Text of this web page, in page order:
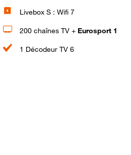
Livebox S : Wifi 7
200 chaînes TV + Eurosport 1
1 Décodeur TV 6